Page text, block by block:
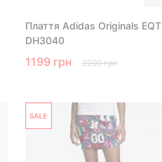
Плаття Adidas Originals EQT
DH3040
1199 грн 2299 грн